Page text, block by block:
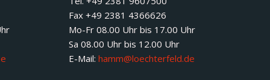
Fax +49 2381 4366626
Mo-Fr 08.00 Uhr bis 17.00 Uhr
Sa 08.00 Uhr bis 12.00 Uhr
E-Mail: hamm@loechterfeld.de